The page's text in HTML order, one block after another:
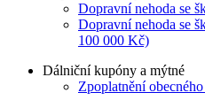
Dopravní nehoda se
Dopravní nehoda se
100 000 Kč)
Dálniční kupóny a mýtné
Zpoplatnění